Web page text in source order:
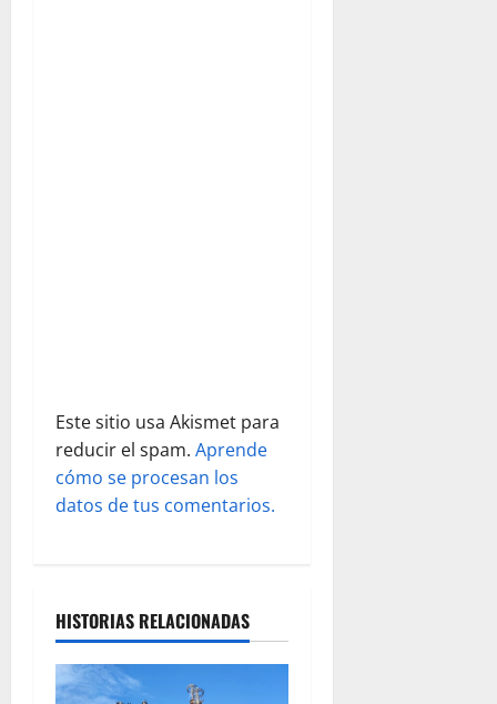
a
s
Este sitio usa Akismet para
reducir el spam. Aprende
cómo se procesan los
datos de tus comentarios.
HISTORIAS RELACIONADAS